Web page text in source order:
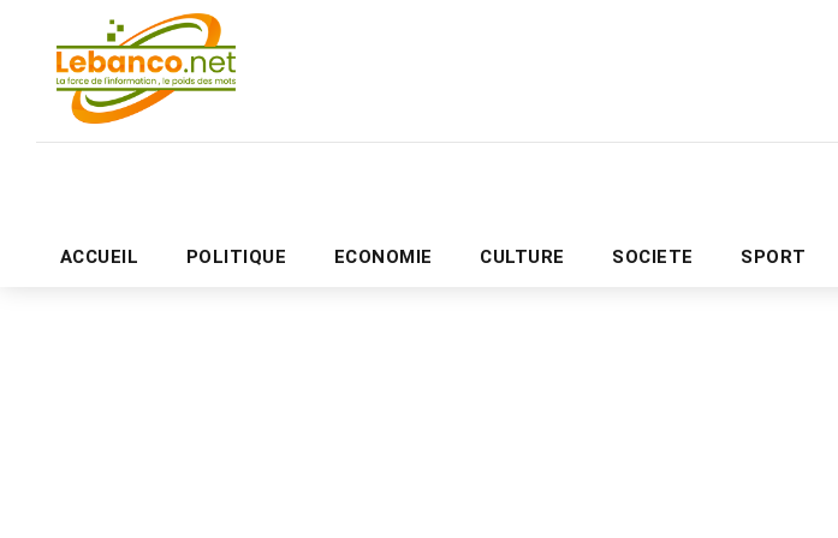
ACCUEIL POLITIQUE ECONOMIE CULTURE SOCIETE SPORTPUBLICITÉ